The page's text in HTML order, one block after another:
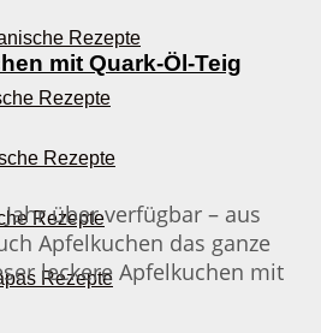
Rezepte
Rezepte
Rezepte
Rezepte
Rezepte
mit Quark-Öl-Teig
über verfügbar – aus
Apfelkuchen das ganze
leckere Apfelkuchen mit